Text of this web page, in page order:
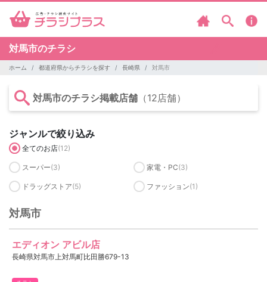
対馬市のチラシ
ホーム 都道府県からチラシを探す 長崎県 対馬市
対馬市のチラシ掲載店舗 （12店舗）
ジャンルで絞り込み
全てのお店(12)
スーパー(3) 家電・PC(3)
ドラッグストア(5) ファッション(1)
対馬市
エディオン アビル店
長崎県対馬市上対馬町比田勝679-13